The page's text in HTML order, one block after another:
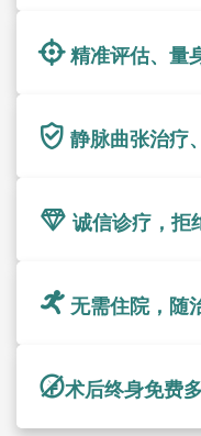
精准评估、量
静脉曲张治疗
诚信诊疗，拒
无需住院，随
术后终身免费